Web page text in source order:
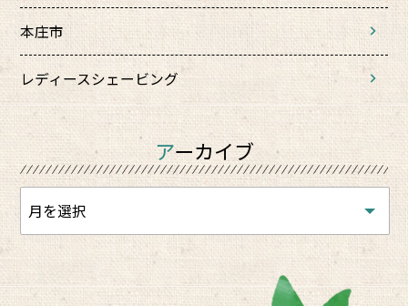
本庄市
レディースシェービング
アーカイブ